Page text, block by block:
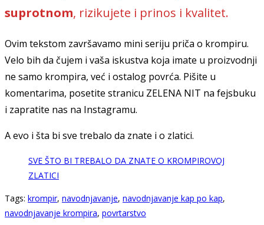
suprotnom, rizikujete i prinos i kvalitet.
Ovim tekstom završavamo mini seriju priča o krompiru.
Velo bih da čujem i vaša iskustva koja imate u proizvodnji
ne samo krompira, već i ostalog povrća. Pišite u
komentarima, posetite stranicu ZELENA NIT na fejsbuku
i zapratite nas na Instagramu.
A evo i šta bi sve trebalo da znate i o zlatici.
SVE ŠTO BI TREBALO DA ZNATE O KROMPIROVOJ
ZLATICI
Tags: krompir, navodnjavanje, navodnjavanje kap po kap,
navodnjavanje krompira, povrtarstvo